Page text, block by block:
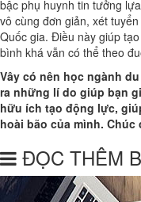
bậc phụ huynh tin tưởng
vô cùng đơn giản, xét
Quốc gia. Điều này giúp
bình khá vẫn có thể theo
Vây có nên học ngành
ra những lí do giúp bạn
hữu ích tạo động lực,
hoài bão của mình.
ĐỌC THÊM